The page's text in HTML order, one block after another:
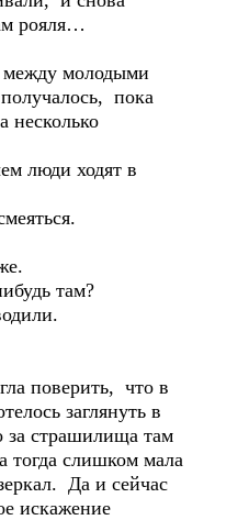
рояля…
молодыми
пока
несколько
люди ходят в
там?
поверить, что в
заглянуть в
за страшилища там
слишком мала
Да и сейчас
искажение